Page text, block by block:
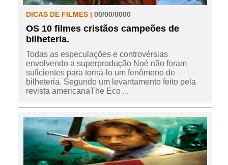
DICAS DE FILMES | 00/00/0000
OS 10 filmes cristãos campeões de
bilheteria.
Todas as especulações e controvérsias
envolvendo a superprodução Noé não foram
suficientes para torná-lo um fenômeno de
bilheteria. Segundo um levantamento feito pela
revista americanaThe Eco ...